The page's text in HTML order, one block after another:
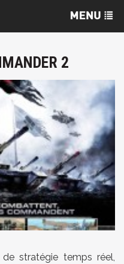
2
de stratégie temps réel,